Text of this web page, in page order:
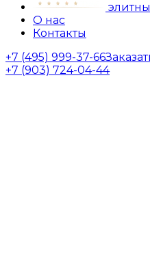
О нас
Контакты
+7 (495) 999-37-66
+7 (903) 724-04-44